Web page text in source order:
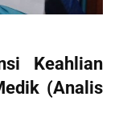
Keahlian
(Analis